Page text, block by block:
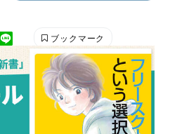
ブックマーク